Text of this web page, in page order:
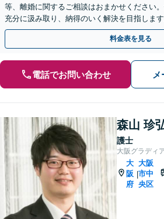
等、離婚に関するご相談はおまかせください
充分に汲み取り、納得のいく解決を目指します
料金表を見る
電話でお問い合わせ
森山 珍
護士
大阪グラディ
大
阪
府
|
大阪
市中
央区